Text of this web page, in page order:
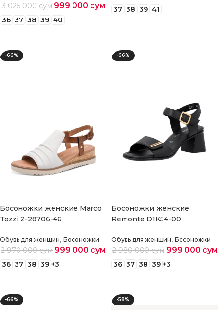
3 025 000сум 999 000 сум
36 37 38 39 40
37 38 39 41
-66%
Босоножки женские Marco
Tozzi 2-28706-46
Обувь для женщин, Босоножки
2 970 000сум 999 000 сум
36 37 38 39 +3
-66%
Босоножки женские
Remonte D1K54-00
Обувь для женщин, Босоножки
2 980 000сум 999 000 сум
36 37 38 39 +3
-66% -58%